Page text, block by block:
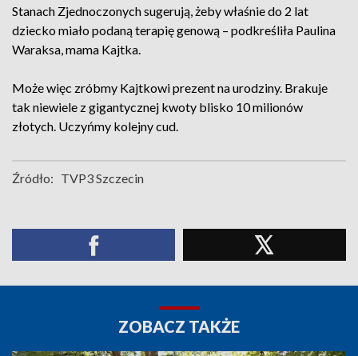
Stanach Zjednoczonych sugerują, żeby właśnie do 2 lat
dziecko miało podaną terapię genową – podkreśliła Paulina
Waraksa, mama Kajtka.
Może więc zróbmy Kajtkowi prezent na urodziny. Brakuje
tak niewiele z gigantycznej kwoty blisko 10 milionów
złotych. Uczyńmy kolejny cud.
Źródło: TVP3 Szczecin
ZOBACZ TAKŻE